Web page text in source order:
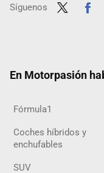
Síguenos
En Motorpasión
Fórmula1
Coches híbridos y
enchufables
SUV